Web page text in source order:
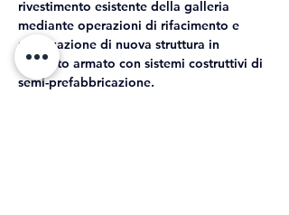
rivestimento esistente della galleria
mediante operazioni di rifacimento e
realizzazione di nuova struttura in
cemento armato con sistemi costruttivi di
semi-prefabbricazione.